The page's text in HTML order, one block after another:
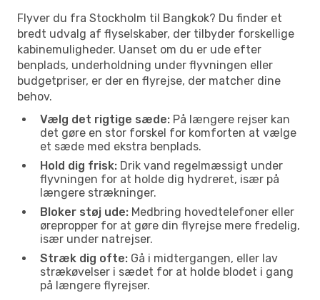
Flyver du fra Stockholm til Bangkok? Du finder et
bredt udvalg af flyselskaber, der tilbyder forskellige
kabinemuligheder. Uanset om du er ude efter
benplads, underholdning under flyvningen eller
budgetpriser, er der en flyrejse, der matcher dine
behov.
Vælg det rigtige sæde: På længere rejser kan
det gøre en stor forskel for komforten at vælge
et sæde med ekstra benplads.
Hold dig frisk: Drik vand regelmæssigt under
flyvningen for at holde dig hydreret, især på
længere strækninger.
Bloker støj ude: Medbring hovedtelefoner eller
ørepropper for at gøre din flyrejse mere fredelig,
især under natrejser.
Stræk dig ofte: Gå i midtergangen, eller lav
strækøvelser i sædet for at holde blodet i gang
på længere flyrejser.